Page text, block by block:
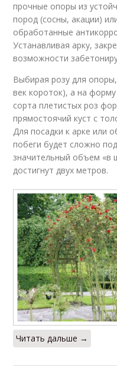
Арка из дерева
Арки из дерева
Садовые арки
Арка для
растений
Арки из металла
Места для арки
прочные опоры из
пород (сосны, акации)
обработанные
Устанавливая арку,
возможности
Выбирая розу для
век короток), а на
сорта плетистых роз
прямостоячий куст с
Для посадки к арке или
побеги будет сложно
значительный объем «в
достигнут двух метров.
Читать дальше →